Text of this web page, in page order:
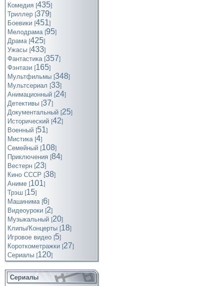
Комедия [435]
Триллер [379]
Боевики [451]
Мелодрама [95]
Драма [425]
Ужасы [433]
Фантастика [357]
Фэнтази [165]
Мультфильмы [348]
Мультсериал [33]
Анимационный [24]
Детективы [37]
Документальный [25]
Исторический [42]
Военный [51]
Мистика [4]
Семейный [108]
Приключения [84]
Вестерн [23]
Кино СССР [38]
Аниме [101]
Трэш [15]
Машинима [6]
Видеоуроки [2]
Музыкальный [20]
Клипы/Концерты [18]
Игровое видео [5]
Короткометражки [27]
Cериалы [120]
Сериалы